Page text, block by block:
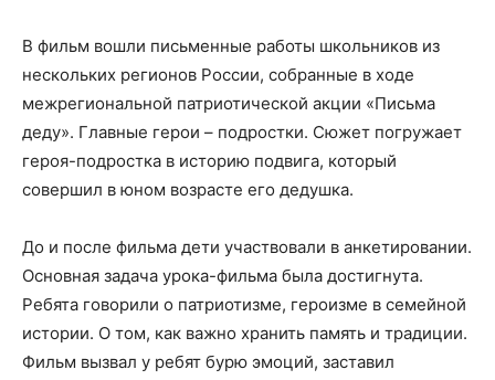
В фильм вошли письменные работы школьников из
нескольких регионов России, собранные в ходе
межрегиональной патриотической акции «Письма
деду». Главные герои – подростки. Сюжет погружает
героя-подростка в историю подвига, который
совершил в юном возрасте его дедушка.
До и после фильма дети участвовали в анкетировании.
Основная задача урока-фильма была достигнута.
Ребята говорили о патриотизме, героизме в семейной
истории. О том, как важно хранить память и традиции.
Фильм вызвал у ребят бурю эмоций, заставил